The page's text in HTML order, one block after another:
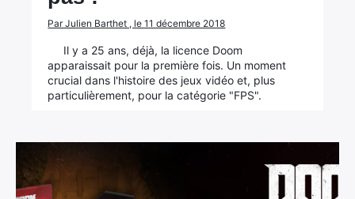
Par Julien Barthet , le 11 décembre 2018
Il y a 25 ans, déjà, la licence Doom
apparaissait pour la première fois. Un moment
crucial dans l'histoire des jeux vidéo et, plus
particulièrement, pour la catégorie "FPS".